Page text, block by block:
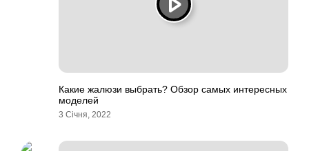
Какие жалюзи выбрать? Обзор самых интересных
моделей
3 Січня, 2022